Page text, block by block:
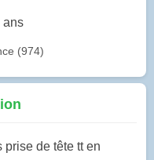
ans
(974)
prise de tête tt en